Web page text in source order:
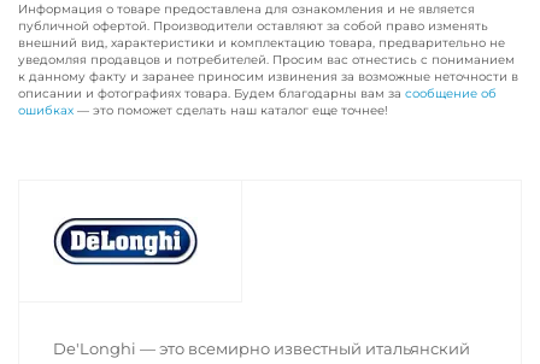
Информация о товаре предоставлена для ознакомления и не является
публичной офертой. Производители оставляют за собой право изменять
внешний вид, характеристики и комплектацию товара, предварительно не
уведомляя продавцов и потребителей. Просим вас отнестись с пониманием
к данному факту и заранее приносим извинения за возможные неточности в
описании и фотографиях товара. Будем благодарны вам за сообщение об
ошибках — это поможет сделать наш каталог еще точнее!
De'Longhi — это всемирно известный итальянский